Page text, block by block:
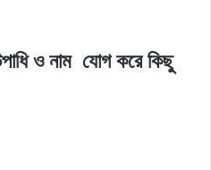
ও নাম যোগ করে কিছু